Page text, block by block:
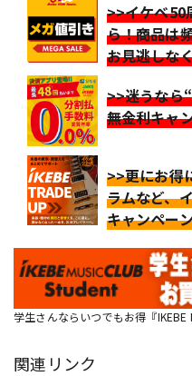
>>イケベ50
ら！商品は
お見逃しな
>>迷うなら
無金利キャ
>>更にお得
ラムなど、
キャンペー
学生さんならいつでもお得『IKEBE
関連リンク